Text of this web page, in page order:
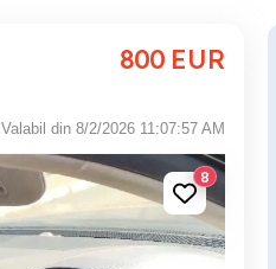
800 EUR
Valabil din 8/2/2026 11:07:57 AM
8